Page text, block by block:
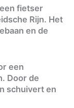
fietser
Rijn. Het
en de
een
Door de
schuivert en